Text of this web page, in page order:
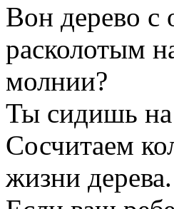
Вон дерево с
расколотым
молнии?
Ты сидишь на
Сосчитаем
жизни дерева.